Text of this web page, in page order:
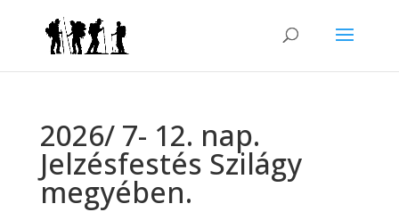
2026/ 7- 12. nap.
Jelzésfestés Szilágy
megyében.